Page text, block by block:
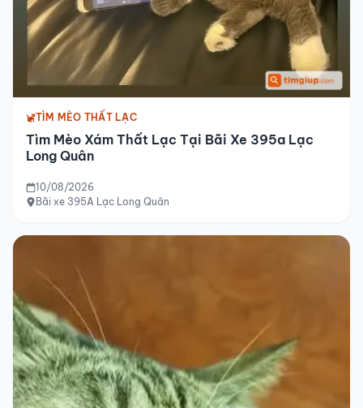
TÌM MÈO THẤT LẠC
Tìm Mèo Xám Thất Lạc Tại Bãi Xe 395a Lạc
Long Quân
10/08/2026
Bãi xe 395A Lạc Long Quân